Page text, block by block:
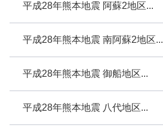
平成28年熊本地震 阿蘇2地区...
平成28年熊本地震 南阿蘇2地区...
平成28年熊本地震 御船地区...
平成28年熊本地震 八代地区...